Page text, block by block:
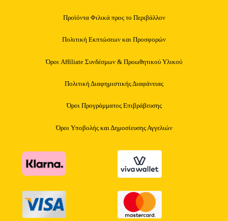
Προϊόντα Φιλικά προς το Περιβάλλον
Πολιτική Εκπτώσεων και Προσφορών
Όροι Affiliate Συνδέσμων & Προωθητικού Υλικού
Πολιτική Διαφημιστικής Διαφάνειας
Όροι Προγράμματος Επιβράβευσης
Όροι Υποβολής και Δημοσίευσης Αγγελιών